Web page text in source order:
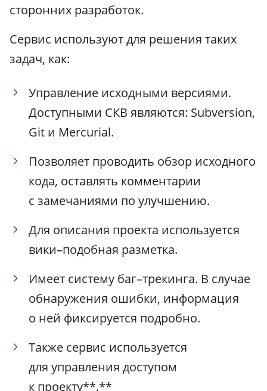
сторонних разработок.
Сервис используют для решения таких
задач, как:
Управление исходными версиями.
Доступными СКВ являются: Subversion,
Git и Mercurial.
Позволяет проводить обзор исходного
кода, оставлять комментарии
с замечаниями по улучшению.
Для описания проекта используется
вики–подобная разметка.
Имеет систему баг–трекинга. В случае
обнаружения ошибки, информация
о ней фиксируется подробно.
Также сервис используется
для управления доступом
к проекту**.**